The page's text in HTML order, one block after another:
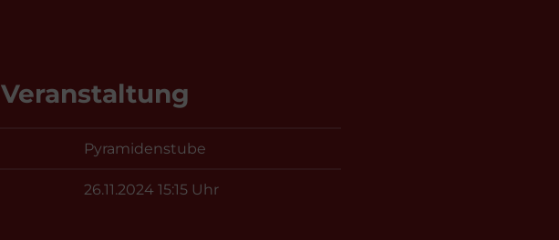
Veranstaltung
Pyramidenstube
26.11.2024 15:15 Uhr